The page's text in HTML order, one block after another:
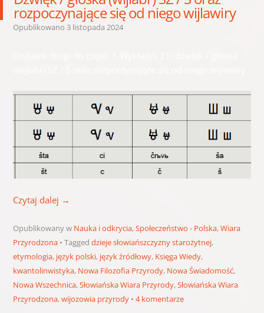
rozpoczynające się od niego wijlawiry
Opublikowano 3 listopada 2024
Czytaj dalej →
Opublikowany w Nauka i odkrycia,Społeczeństwo - Polska,Wiara
Przyrodzona
Tagged dzieje słowiańszczyzny starożytnej,
etymologia, język polski, język źródłowy, Księga Wiedy,
kwantolinwistyka, Nowa Filozofia Przyrody, Nowa Świadomość,
Nowa Wszechnica,Słowiańska Wiara Przyrody,Słowiańska Wiara
Przyrodzona,wijozowia przyrody 4 komentarze